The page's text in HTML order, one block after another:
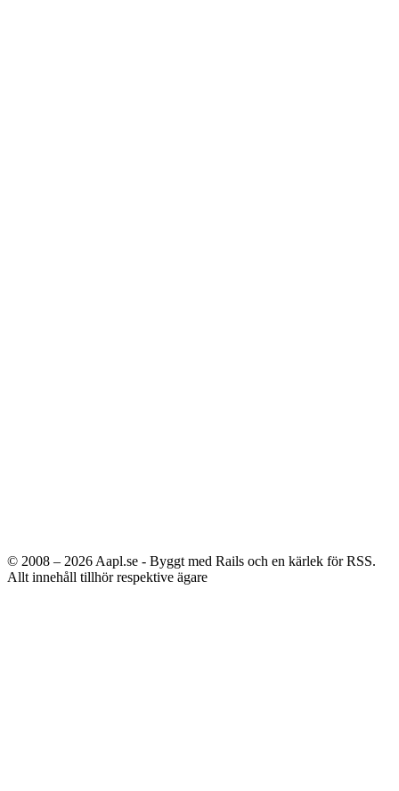
© 2008 – 2026 Aapl.se - Byggt med Rails och en kärlek för RSS.
Allt innehåll tillhör respektive ägare